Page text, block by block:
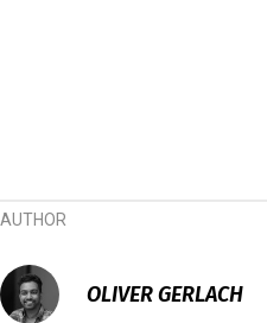
AUTHOR
OLIVER GERLACH